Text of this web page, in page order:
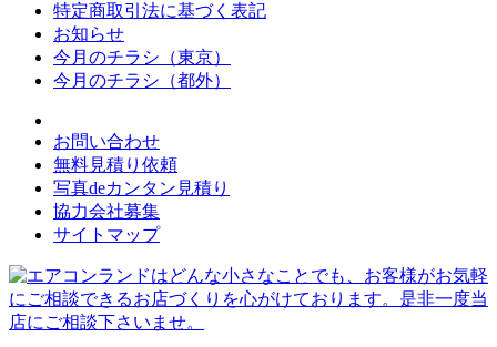
特定商取引法に基づく表記
お知らせ
今月のチラシ（東京）
今月のチラシ（都外）
お問い合わせ
無料見積り依頼
写真deカンタン見積り
協力会社募集
サイトマップ